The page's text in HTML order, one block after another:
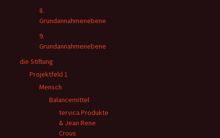
8.
Grundannahmenebene
9.
Grundannahmenebene
die Stiftung
Projektfeld 1
Mensch
Balancemittel
tervica Produkte
& Jean Rene
Crous